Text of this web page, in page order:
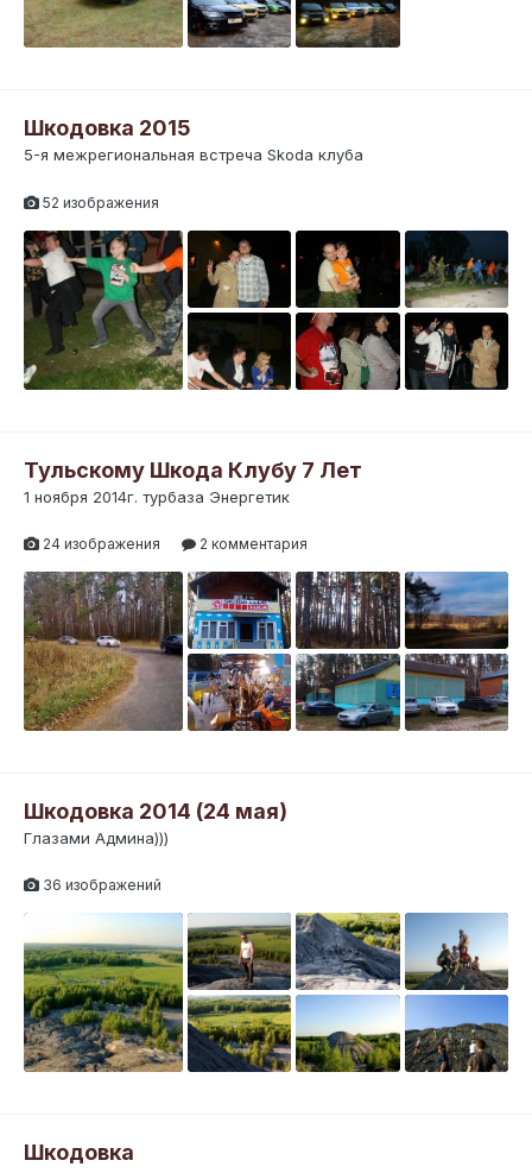
Шкодовка 2015
5-я межрегиональная встреча Skoda клуба
52 изображения
Тульскому Шкода Клубу 7 Лет
1 ноября 2014г. турбаза Энергетик
24 изображения 2 комментария
2
Шкодовка 2014 (24 мая)
Глазами Админа)))
36 изображений
Шкодовка